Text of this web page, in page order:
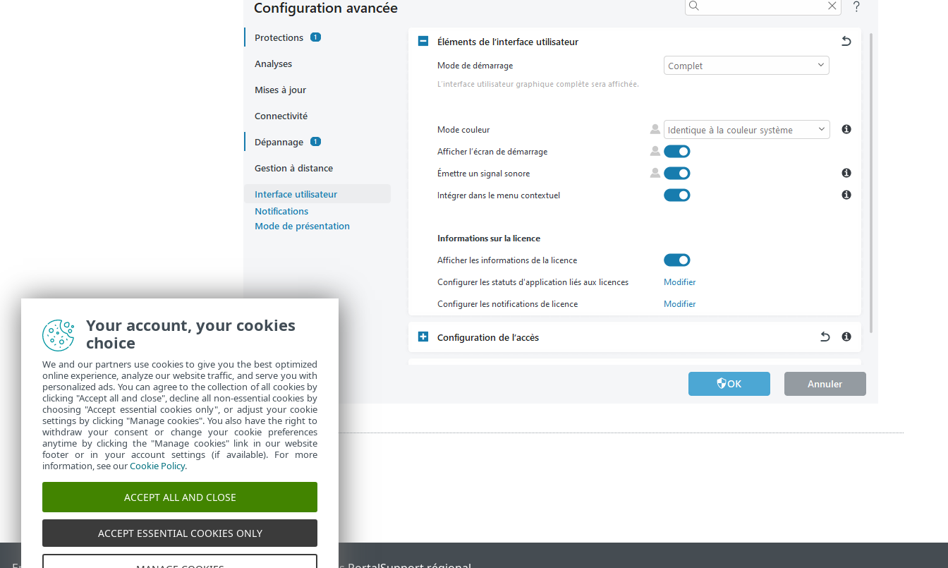
Your account, your cookies
choice
We and our partners use cookies to give you the best optimized
online experience, analyze our website traffic, and serve you with
personalized ads. You can agree to the collection of all cookies by
clicking "Accept all and close", decline all non-essential cookies by
choosing "Accept essential cookies only", or adjust your cookie
settings by clicking "Manage cookies". You also have the right to
withdraw your consent or change your cookie preferences
anytime by clicking the "Manage cookies" link in our website
footer or in your account settings (if available). For more
information, see ourCookie Policy.
ACCEPT ALL AND CLOSE
ACCEPT ESSENTIAL COOKIES ONLY